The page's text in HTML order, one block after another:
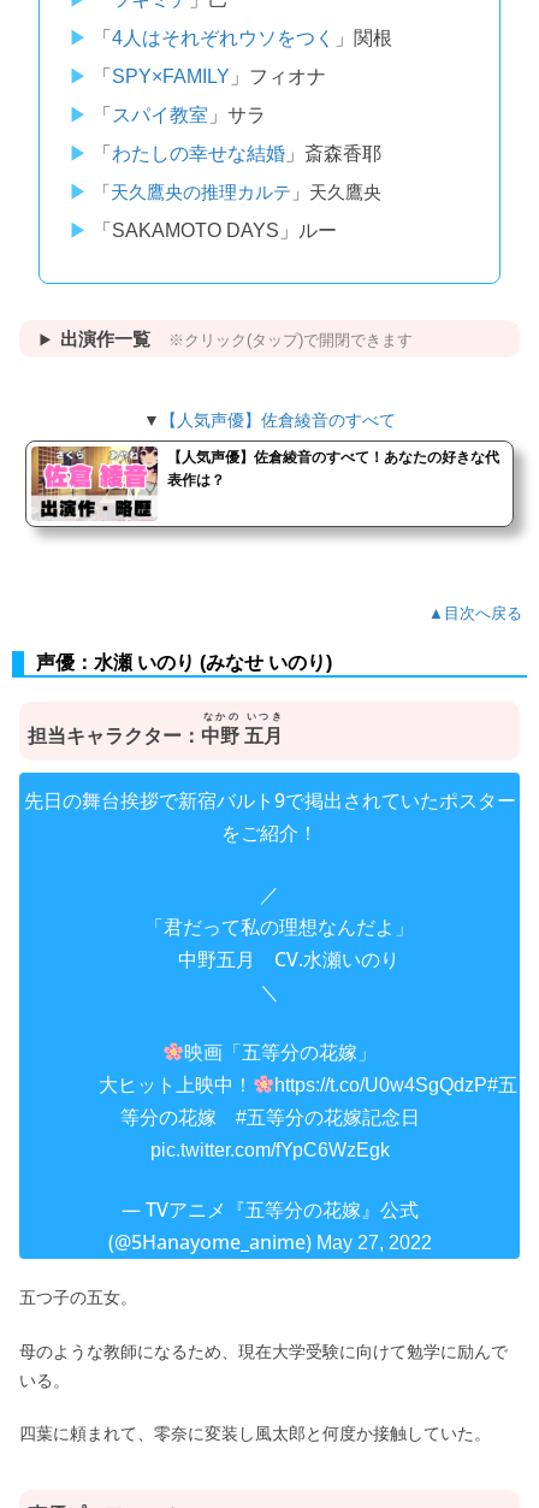
「 4人はそれぞれウソをつく
」関根
「 SPY×FAMILY 」フィオナ
「 スパイ教室 」サラ
「 わたしの幸せな結婚」斎森香耶
「天久鷹央の推理カルテ 」天久鷹央
「SAKAMOTO DAYS」ルー
出演作一覧 ※クリック(タップ)で開閉できます
▼ 【人気声優】佐倉綾音のすべて
【人気声優】佐倉綾音のすべて！あなたの好きな代
表作は？
▲目次へ戻る
声優：水瀬 いのり (みなせ いのり)
担当キャラクター： 中野 五月
なかの いつき
先日の舞台挨拶で新宿バルト9で掲出されていたポスター
をご紹介！
／
「君だって私の理想なんだよ」
中野五月 CV.水瀬いのり
＼
映画「五等分の花嫁」
大ヒット上映中！
https://t.co/U0w4SgQdzP#五
等分の花嫁
#五等分の花嫁記念日
pic.twitter.com/fYpC6WzEgk
— TVアニメ『五等分の花嫁』公式
(@5Hanayome_anime) May 27, 2022
五つ子の五女。
母のような教師になるため、現在大学受験に向けて勉学に励んで
いる。
四葉に頼まれて、零奈に変装し風太郎と何度か接触していた。